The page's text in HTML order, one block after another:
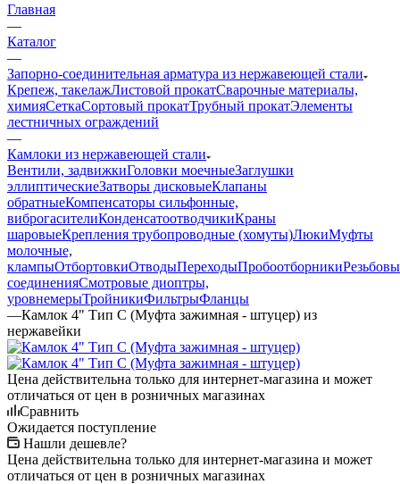
Главная
—
Каталог
—
Запорно-соединительная арматура из нержавеющей стали
Крепеж, такелажЛистовой прокатСварочные материалы,
химияСеткаСортовый прокатТрубный прокатЭлементы
лестничных ограждений
—
Камлоки из нержавеющей стали
Вентили, задвижкиГоловки моечныеЗаглушки
эллиптическиеЗатворы дисковыеКлапаны
обратныеКомпенсаторы сильфонные,
виброгасителиКонденсатоотводчикиКраны
шаровыеКрепления трубопроводные (хомуты)ЛюкиМуфты
молочные,
клампыОтбортовкиОтводыПереходыПробоотборники
соединенияСмотровые диоптры,
уровнемерыТройникиФильтрыФланцы
—Камлок 4" Тип С (Муфта зажимная - штуцер) из
нержавейки
Цена действительна только для интернет-магазина и может
отличаться от цен в розничных магазинах
Сравнить
Ожидается поступление
Нашли дешевле?
Цена действительна только для интернет-магазина и может
отличаться от цен в розничных магазинах